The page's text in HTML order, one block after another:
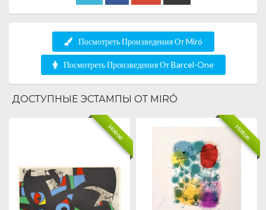
Посмотреть Произведения От Miró
Посмотреть Произведения От Barcel-One
ДОСТУПНЫЕ ЭСТАМПЫ ОТ MIRÓ
Новое Новое